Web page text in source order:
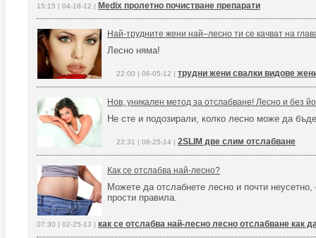
15:15 | 04-18-12 | Medix пролетно почистване препарати
Най-трудните жени най–лесно ти се качват на
Лесно няма!
22:00 | 06-05-12 | трудни жени свалки видове
Нов, уникален метод за отслабване! Лесно и без
Не сте и подозирали, колко лесно може да
22:31 | 08-25-14 | 2SLIM две слим отслабване
Как се отслабва най-лесно?
Можете да отслабнете лесно и почти
прости правила.
07:30 | 02-25-13 | как се отслабва най-лесно лесно отслабване как